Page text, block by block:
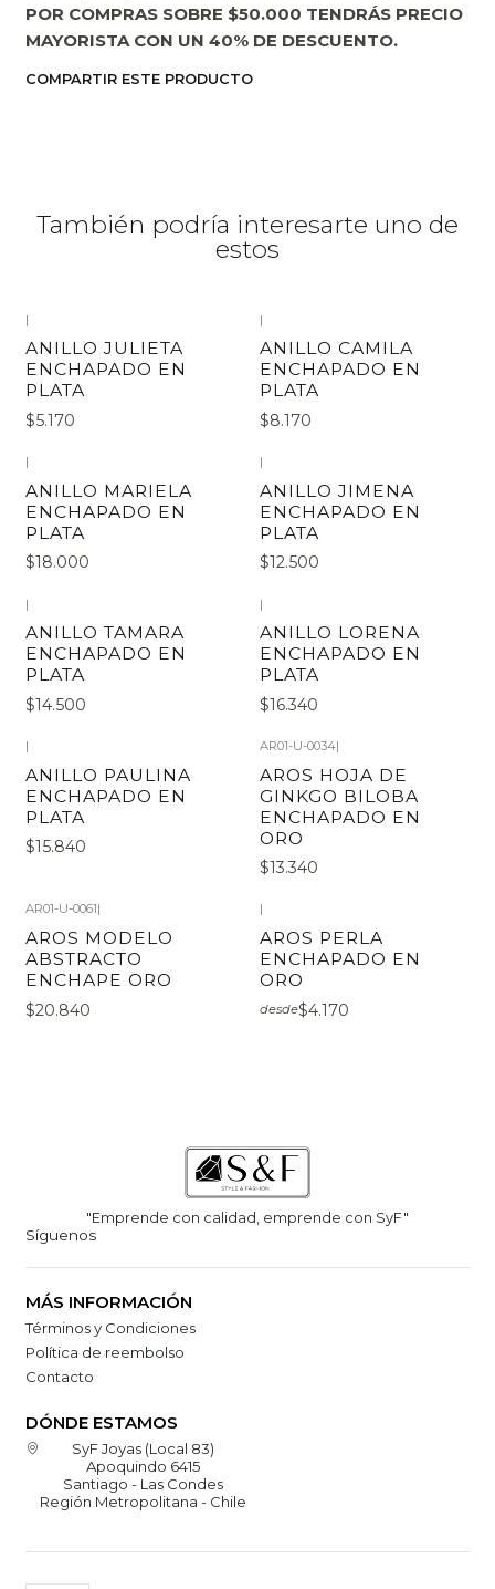
POR COMPRAS SOBRE $50.000 TENDRÁS PRECIO
MAYORISTA CON UN 40% DE DESCUENTO.
COMPARTIR ESTE PRODUCTO
También podría interesarte uno de
estos
|
ANILLO JULIETA
ENCHAPADO EN
PLATA
$5.170
|
ANILLO CAMILA
ENCHAPADO EN
PLATA
$8.170
|
ANILLO MARIELA
ENCHAPADO EN
PLATA
$18.000
|
ANILLO JIMENA
ENCHAPADO EN
PLATA
$12.500
|
ANILLO TAMARA
ENCHAPADO EN
PLATA
$14.500
|
ANILLO LORENA
ENCHAPADO EN
PLATA
$16.340
|
ANILLO PAULINA
ENCHAPADO EN
PLATA
$15.840
AR01-U-0034|
AROS HOJA DE
GINKGO BILOBA
ENCHAPADO EN
ORO
$13.340
AR01-U-0061|
AROS MODELO
ABSTRACTO
ENCHAPE ORO
$20.840
|
AROS PERLA
ENCHAPADO EN
ORO
desde$4.170
"Emprende con calidad, emprende con SyF"
Síguenos
MÁS INFORMACIÓN
Términos y Condiciones
Política de reembolso
Contacto
DÓNDE ESTAMOS
SyF Joyas (Local 83)
Apoquindo 6415
Santiago - Las Condes
Región Metropolitana - Chile